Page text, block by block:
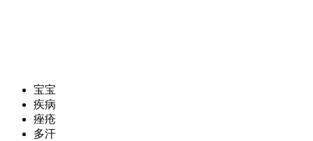
宝宝
疾病
痤疮
多汗